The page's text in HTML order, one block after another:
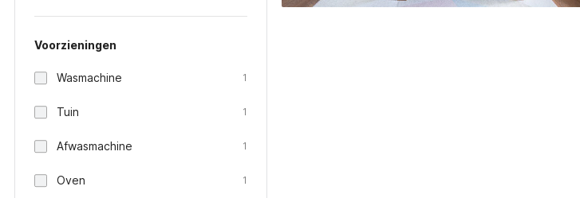
Voorzieningen
Wasmachine 1
Tuin 1
Afwasmachine 1
Oven 1